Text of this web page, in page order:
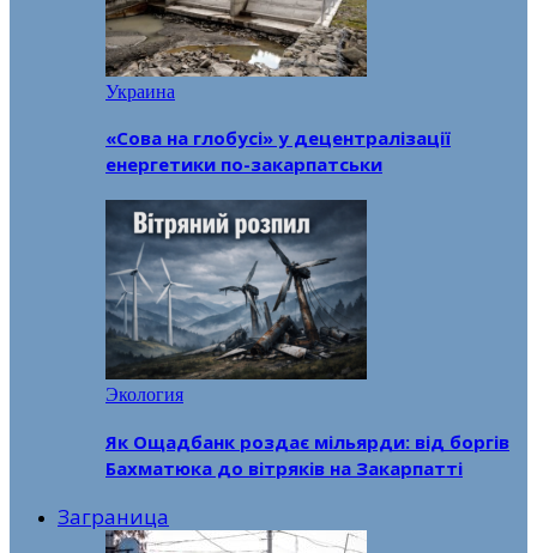
Украина
«Сова на глобусі» у децентралізації
енергетики по-закарпатськи
Экология
Як Ощадбанк роздає мільярди: від боргів
Бахматюка до вітряків на Закарпатті
Заграница